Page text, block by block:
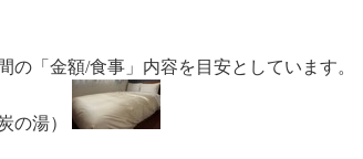
「金額/食事」内容を目安としています。
の湯）